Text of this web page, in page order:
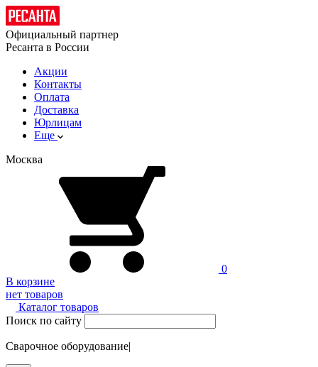
Официальный партнер
Ресанта в России
Акции
Контакты
Оплата
Доставка
Юрлицам
Еще
Москва
0
В корзине
нет товаров
Каталог товаров
Поиск по сайту
Сварочное оборудование|